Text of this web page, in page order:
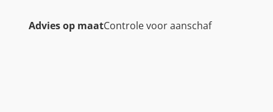
Advies op maatControle voor aanschaf